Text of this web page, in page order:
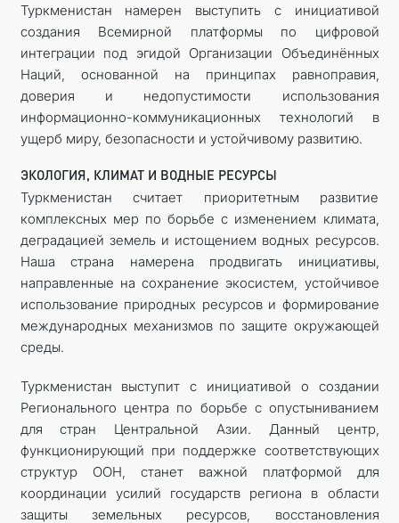
Туркменистан намерен выступить с инициативой
создания Всемирной платформы по цифровой
интеграции под эгидой Организации Объединённых
Наций, основанной на принципах равноправия,
доверия и недопустимости использования
информационно-коммуникационных технологий в
ущерб миру, безопасности и устойчивому развитию.
ЭКОЛОГИЯ, КЛИМАТ И ВОДНЫЕ РЕСУРСЫ
Туркменистан считает приоритетным развитие
комплексных мер по борьбе с изменением климата,
деградацией земель и истощением водных ресурсов.
Наша страна намерена продвигать инициативы,
направленные на сохранение экосистем, устойчивое
использование природных ресурсов и формирование
международных механизмов по защите окружающей
среды.
Туркменистан выступит с инициативой о создании
Регионального центра по борьбе с опустыниванием
для стран Центральной Азии. Данный центр,
функционирующий при поддержке соответствующих
структур ООН, станет важной платформой для
координации усилий государств региона в области
защиты земельных ресурсов, восстановления